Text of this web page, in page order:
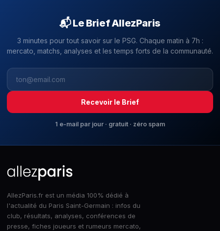
📬 Le Brief AllezParis
3 minutes pour tout savoir sur le PSG. Chaque matin à 7h :
mercato, matchs, analyses et les temps forts de la communauté.
Recevoir le Brief
1 e-mail par jour · gratuit · zéro spam
AllezParis.fr est un média 100% dédié à
l'actualité du Paris Saint-Germain : infos du
club, résultats, analyses, conférences de
presse, fiches joueurs et rumeurs mercato,